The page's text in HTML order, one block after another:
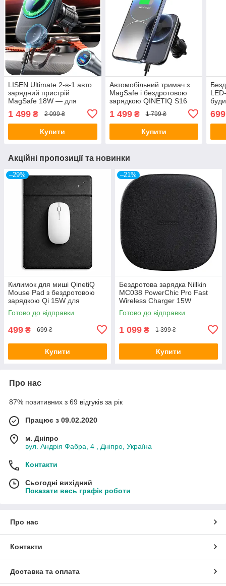
LISEN Ultimate 2-в-1 авто
зарядний пристрій
MagSafe 18W — для
Watch Ultra
1 499 ₴ 2 099 ₴
Купити
Автомобільний тримач з
MagSafe і бездротовою
зарядкою QINETIQ S16
15W з охолодженням для
iPhone 12-16
1 499₴ 1 799 ₴
Купити
C
699
Акційні пропозиції та новинки
–29%
Килимок для миші QinetiQ
Mouse Pad з бездротовою
зарядкою Qi 15W для
смартфона ПК та ноутбука
офісний килимок PU шкіра
Готово до відправки
499 ₴ 699 ₴
Купити
–21%
Бездротова зарядка Nillkin
MC038 PowerChic Pro Fast
Wireless Charger 15W
Готово до відправки
1 099 ₴ 1 399 ₴
Купити
Про нас
87% позитивних з 69 відгуків за рік
Працює з 09.02.2020
м. Дніпро
вул. Андрія Фабра, 4 , Дніпро, Україна
Контакти
Сьогодні вихідний
Показати весь графік роботи
Про нас
Контакти
Доставка та оплата